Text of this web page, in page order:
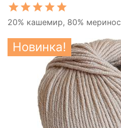
20% кашемир, 80%
Новинка!